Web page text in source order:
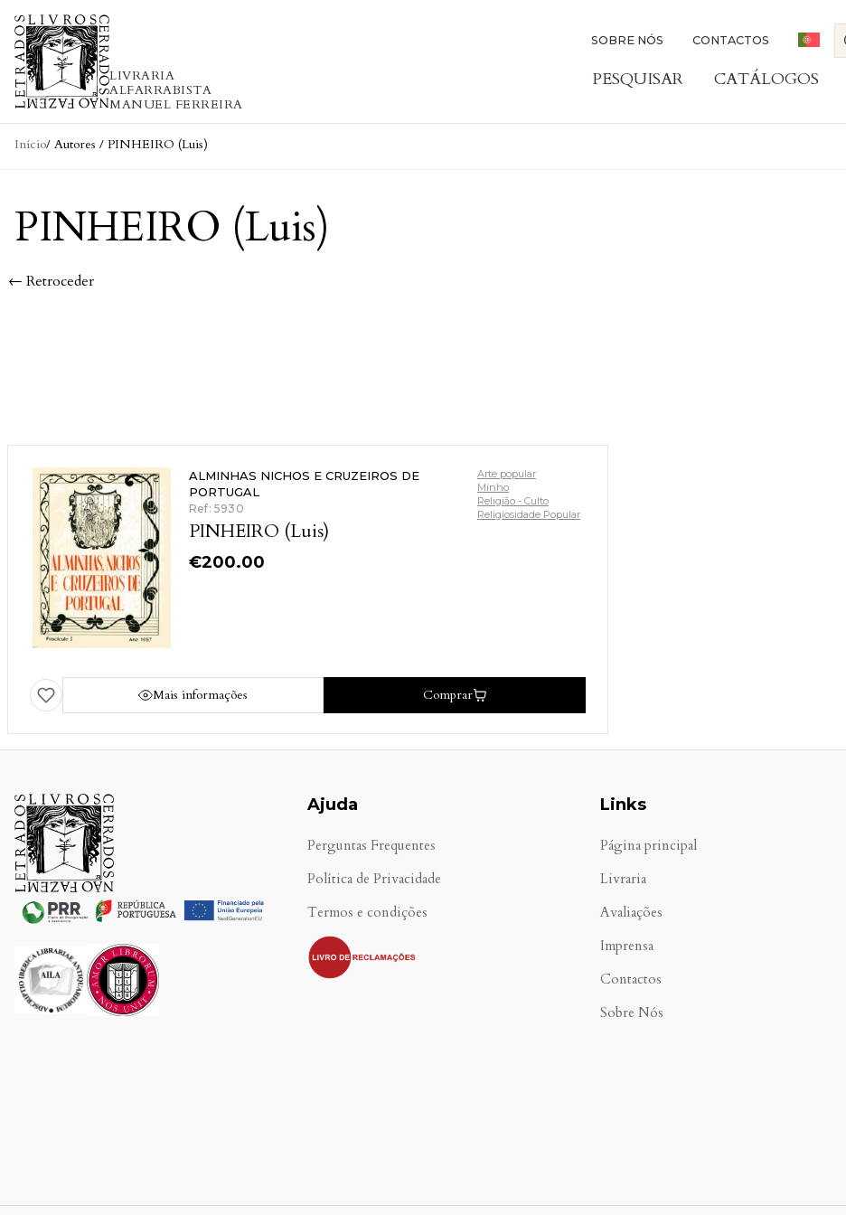
Skip to content
LIVRARIA
ALFARRABISTA
MANUEL FERREIRA
SOBRE NÓS CONTACTOS
PESQUISAR CATÁLOGOS
Início/ Autores / PINHEIRO (Luis)
PINHEIRO (Luis)
← Retroceder
ALMINHAS NICHOS E CRUZEIROS DE
PORTUGAL
Ref: 5930
PINHEIRO (Luis)
€200.00
Arte popular
Minho
Religião - Culto
Religiosidade Popular
Mais informações Comprar
Ajuda
Perguntas Frequentes
Política de Privacidade
Termos e condições
.
Links
Página principal
Livraria
Avaliações
Imprensa
Contactos
Sobre Nós